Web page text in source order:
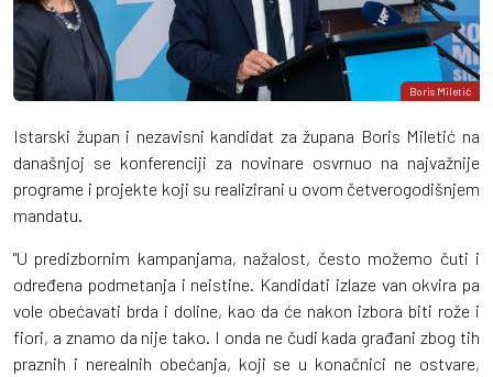
Boris Miletić
Istarski župan i nezavisni kandidat za župana Boris Miletić na
današnjoj se konferenciji za novinare osvrnuo na najvažnije
programe i projekte koji su realizirani u ovom četverogodišnjem
mandatu.
"U predizbornim kampanjama, nažalost, često možemo čuti i
određena podmetanja i neistine. Kandidati izlaze van okvira pa
vole obećavati brda i doline, kao da će nakon izbora biti rože i
fiori, a znamo da nije tako. I onda ne čudi kada građani zbog tih
praznih i nerealnih obećanja, koji se u konačnici ne ostvare,